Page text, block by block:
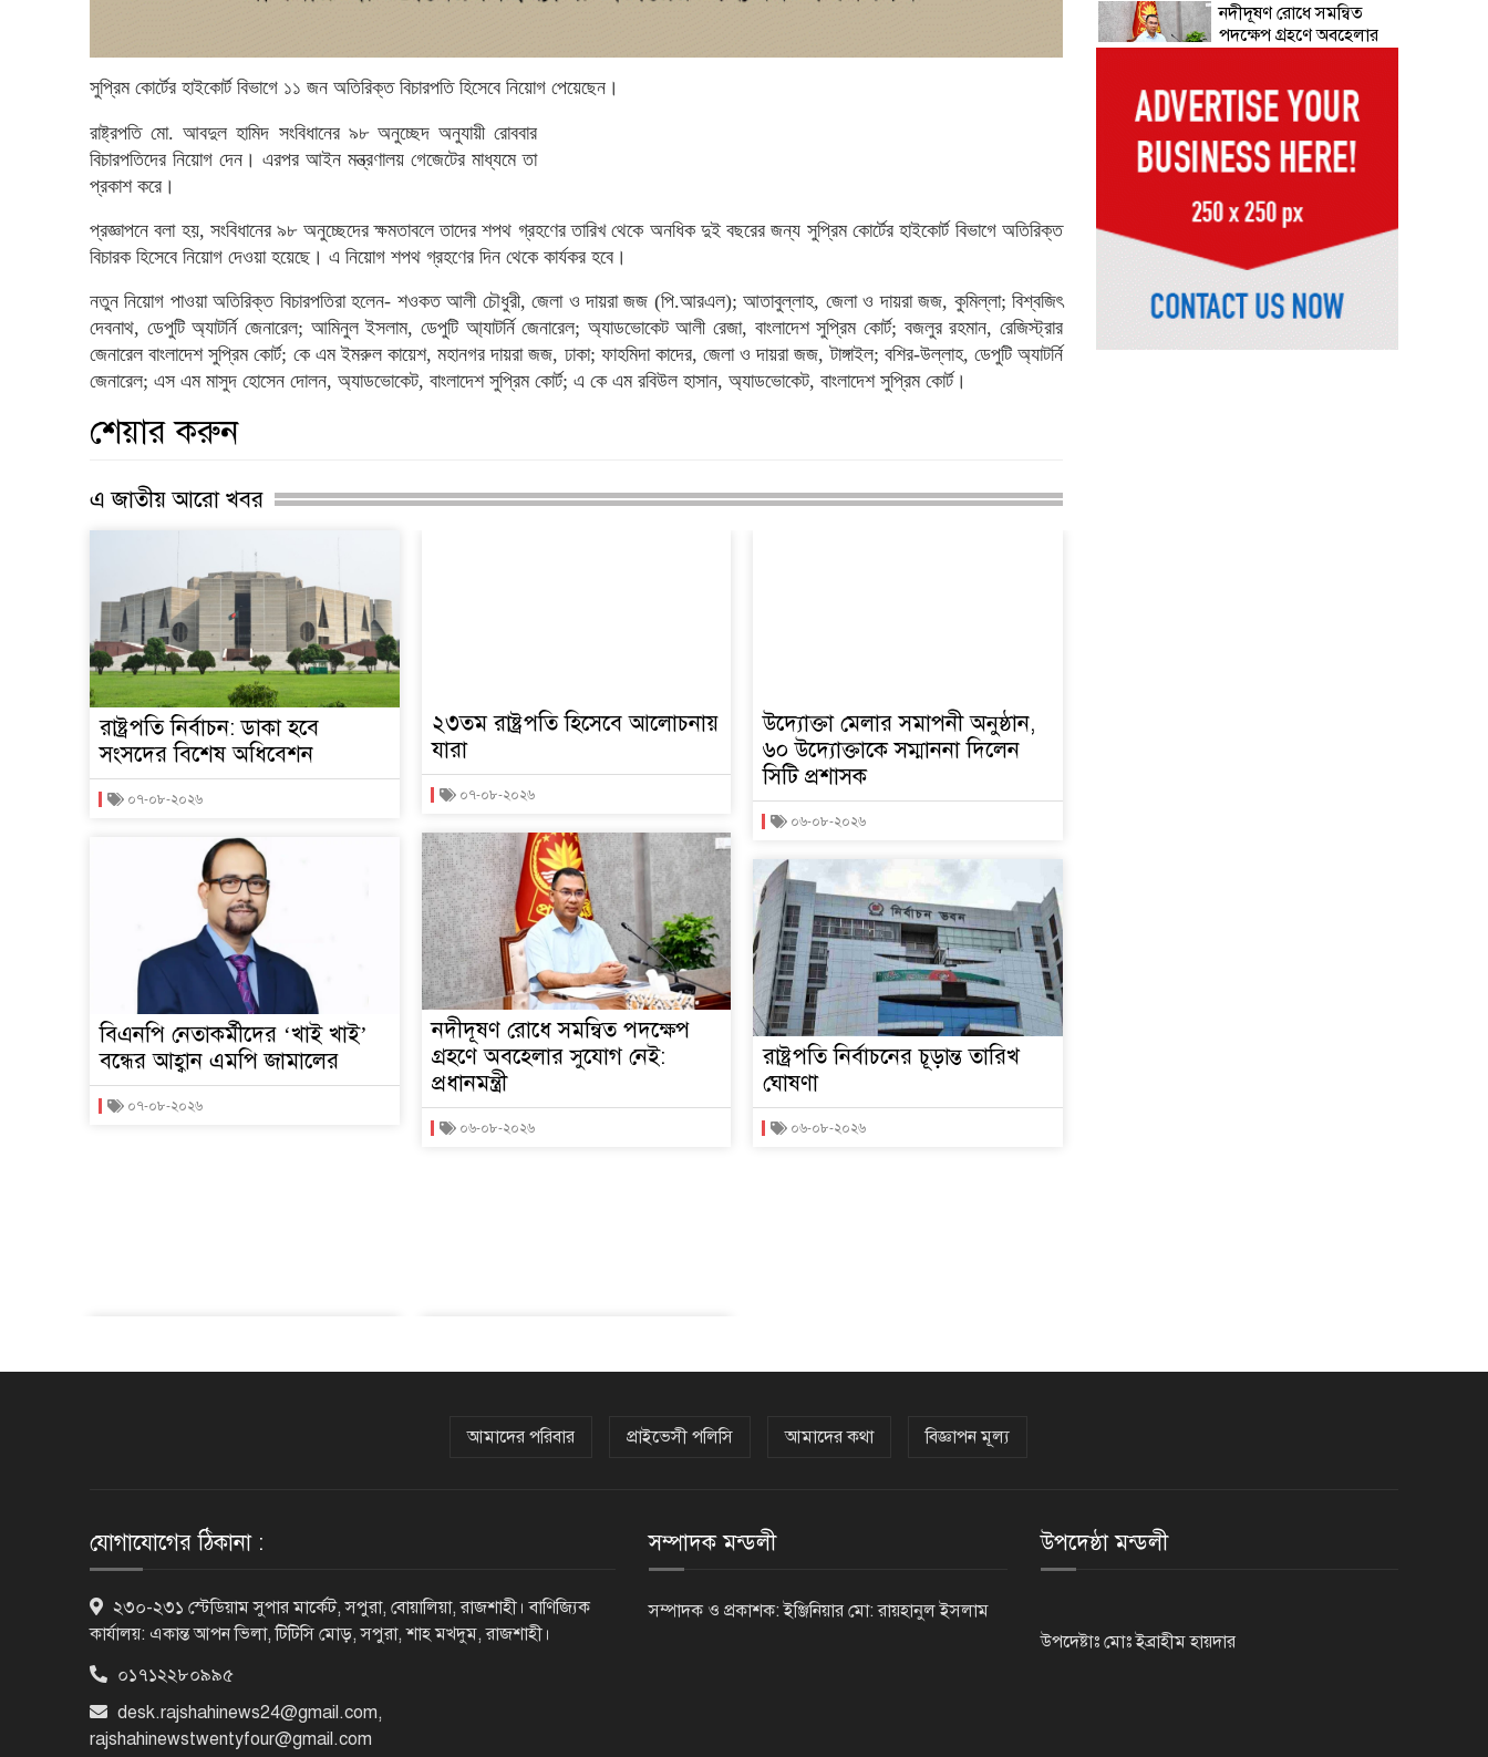
সুপ্রিম কোর্টের হাইকোর্ট বিভাগে ১১ জন অতিরিক্ত বিচারপতি হিসেবে নিয়োগ পেয়েছেন।
রাষ্ট্রপতি মো. আবদুল হামিদ সংবিধানের ৯৮ অনুচ্ছেদ অনুযায়ী রোববার
বিচারপতিদের নিয়োগ দেন। এরপর আইন মন্ত্রণালয় গেজেটের মাধ্যমে তা
প্রকাশ করে।
প্রজ্ঞাপনে বলা হয়, সংবিধানের ৯৮ অনুচ্ছেদের ক্ষমতাবলে তাদের শপথ গ্রহণের তারিখ থেকে অনধিক দুই বছরের জন্য সুপ্রিম কোর্টের হাইকোর্ট বিভাগে অতিরিক্ত
বিচারক হিসেবে নিয়োগ দেওয়া হয়েছে। এ নিয়োগ শপথ গ্রহণের দিন থেকে কার্যকর হবে।
নতুন নিয়োগ পাওয়া অতিরিক্ত বিচারপতিরা হলেন- শওকত আলী চৌধুরী, জেলা ও দায়রা জজ (পি.আরএল); আতাবুল্লাহ, জেলা ও দায়রা জজ, কুমিল্লা; বিশ্বজিৎ
দেবনাথ, ডেপুটি অ্যাটর্নি জেনারেল; আমিনুল ইসলাম, ডেপুটি আ্যাটর্নি জেনারেল; অ্যাডভোকেট আলী রেজা, বাংলাদেশ সুপ্রিম কোর্ট; বজলুর রহমান, রেজিস্ট্রার
জেনারেল বাংলাদেশ সুপ্রিম কোর্ট; কে এম ইমরুল কায়েশ, মহানগর দায়রা জজ, ঢাকা; ফাহমিদা কাদের, জেলা ও দায়রা জজ, টাঙ্গাইল; বশির-উল্লাহ, ডেপুটি অ্যাটর্নি
জেনারেল; এস এম মাসুদ হোসেন দোলন, অ্যাডভোকেট, বাংলাদেশ সুপ্রিম কোর্ট; এ কে এম রবিউল হাসান, অ্যাডভোকেট, বাংলাদেশ সুপ্রিম কোর্ট।
শেয়ার করুন
এ জাতীয় আরো খবর
রাষ্ট্রপতি নির্বাচন: ডাকা হবে
সংসদের বিশেষ অধিবেশন
০৭-০৮-২০২৬
বিএনপি নেতাকর্মীদের ‘খাই খাই’
বন্ধের আহ্বান এমপি জামালের
০৭-০৮-২০২৬
২৩তম রাষ্ট্রপতি হিসেবে আলোচনায়
যারা
০৭-০৮-২০২৬
নদীদূষণ রোধে সমন্বিত পদক্ষেপ
গ্রহণে অবহেলার সুযোগ নেই:
প্রধানমন্ত্রী
০৬-০৮-২০২৬
উদ্যোক্তা মেলার সমাপনী অনুষ্ঠান,
৬০ উদ্যোক্তাকে সম্মাননা দিলেন
সিটি প্রশাসক
০৬-০৮-২০২৬
রাষ্ট্রপতি নির্বাচনের চূড়ান্ত তারিখ
ঘোষণা
০৬-০৮-২০২৬
নদীদূষণ রোধে সমন্বিত
পদক্ষেপ গ্রহণে অবহেলার
উদ্যোক্তা মেলার সমাপনী
অনুষ্ঠান, ৬০ উদ্যোক্তাকে
সম্মাননা দিলেন সিটি
প্রশাসক
রংপুরে চলন্ত ট্রেনে উঠতে
গিয়ে কাটা পড়ে রেলকর্মীর
মৃত্যু
রাষ্ট্রপতি নির্বাচনের চূড়ান্ত
তারিখ ঘোষণা
আমাদের পরিবার প্রাইভেসী পলিসি আমাদের কথা বিজ্ঞাপন মূল্য
যোগাযোগের ঠিকানা :
২৩০-২৩১ স্টেডিয়াম সুপার মার্কেট, সপুরা, বোয়ালিয়া, রাজশাহী। বাণিজ্যিক
কার্যালয়: একান্ত আপন ভিলা, টিটিসি মোড়, সপুরা, শাহ মখদুম, রাজশাহী।
০১৭১২২৮০৯৯৫
desk.rajshahinews24@gmail.com,
rajshahinewstwentyfour@gmail.com
সম্পাদক মন্ডলী
সম্পাদক ও প্রকাশক: ইঞ্জিনিয়ার মো: রায়হানুল ইসলাম
উপদেষ্ঠা মন্ডলী
উপদেষ্টাঃ মোঃ ইব্রাহীম হায়দার